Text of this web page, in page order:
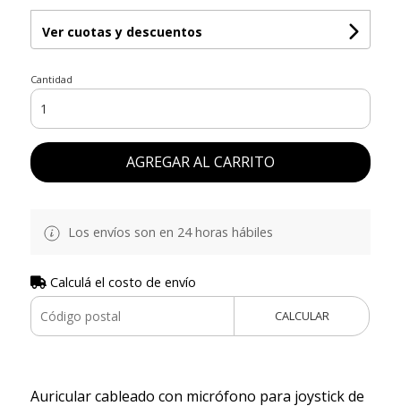
Ver cuotas y descuentos
Cantidad
AGREGAR AL CARRITO
Los envíos son en 24 horas hábiles
Calculá el costo de envío
CALCULAR
Auricular cableado con micrófono para joystick de